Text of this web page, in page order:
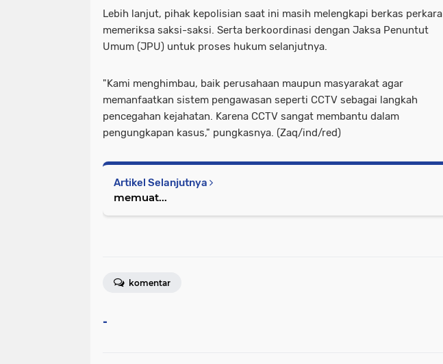
Lebih lanjut, pihak kepolisian saat ini masih melengkapi berkas perkara
memeriksa saksi-saksi. Serta berkoordinasi dengan Jaksa Penuntut
Umum (JPU) untuk proses hukum selanjutnya.
"Kami menghimbau, baik perusahaan maupun masyarakat agar
memanfaatkan sistem pengawasan seperti CCTV sebagai langkah
pencegahan kejahatan. Karena CCTV sangat membantu dalam
pengungkapan kasus," pungkasnya. (Zaq/ind/red)
Artikel Selanjutnya
memuat...
komentar
-